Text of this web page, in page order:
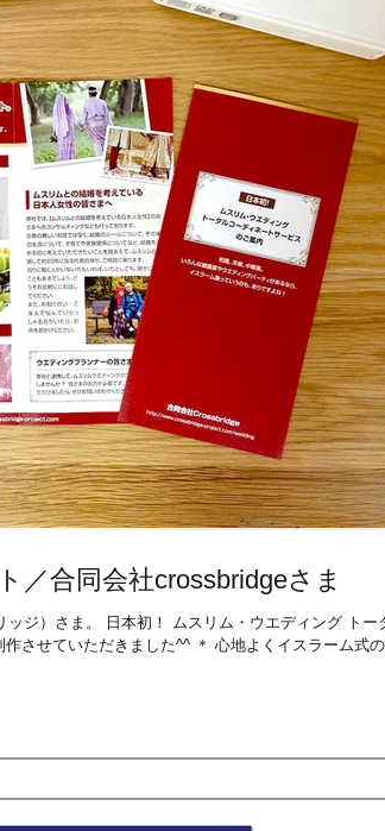
／合同会社crossbridgeさま
ディング トータルコ